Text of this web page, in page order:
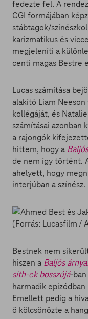
fedezte fel. A
CGI formájában
stábtagok/
karizmatikus és
megjeleníti a
centi magas Bestre
Lucas számítása
alakító Liam
kollégáját, és
számításai azonban
a rajongók
hittem, hogy a
de nem így történt.
ahelyett, hogy
interjúban a színész.
Bestnek nem
hiszen a Baljós
sith-ek bosszújá-
harmadik
Emellett pedig a
ő kölcsönözte a